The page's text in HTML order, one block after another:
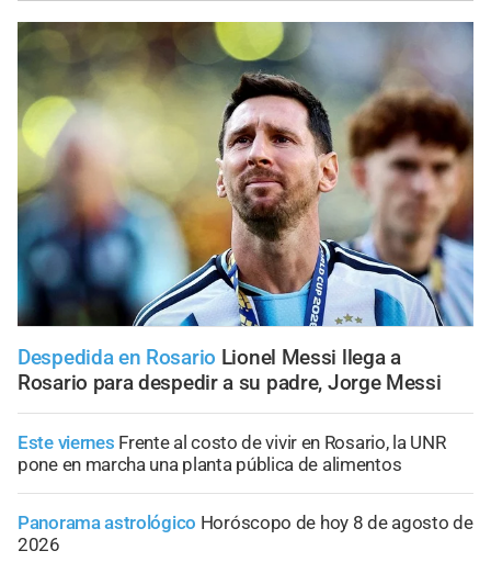
Despedida en Rosario Lionel Messi llega a
Rosario para despedir a su padre, Jorge Messi
Este viernes Frente al costo de vivir en Rosario, la UNR
pone en marcha una planta pública de alimentos
Panorama astrológico Horóscopo de hoy 8 de agosto de
2026